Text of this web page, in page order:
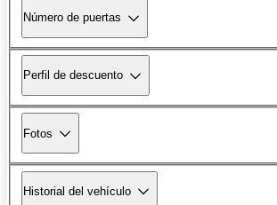
Número de puertas
Perfil de descuento
Fotos
Historial del vehículo